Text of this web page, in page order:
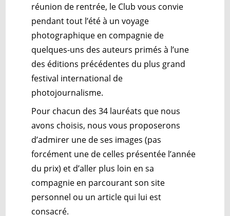
réunion de rentrée, le Club vous convie
pendant tout l’été à un voyage
photographique en compagnie de
quelques-uns des auteurs primés à l’une
des éditions précédentes du plus grand
festival international de
photojournalisme.
Pour chacun des 34 lauréats que nous
avons choisis, nous vous proposerons
d’admirer une de ses images (pas
forcément une de celles présentée l’année
du prix) et d’aller plus loin en sa
compagnie en parcourant son site
personnel ou un article qui lui est
consacré.